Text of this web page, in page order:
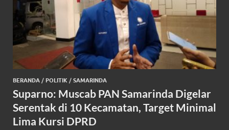
BERANDA / POLITIK / SAMARINDA
Suparno: Muscab PAN Samarinda Digelar
Serentak di 10 Kecamatan, Target Minimal
Lima Kursi DPRD